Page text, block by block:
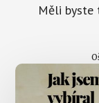
Měli byste